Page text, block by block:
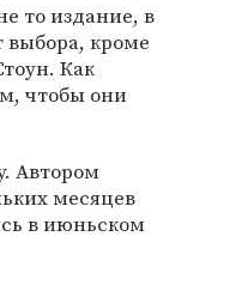
то издание, в
выбора, кроме
Как
чтобы они
Автором
месяцев
в июньском